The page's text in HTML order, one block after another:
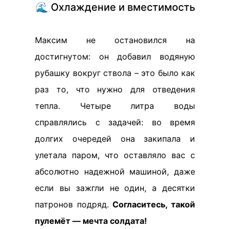
🌊 Охлаждение и вместимость
Максим не остановился на
достигнутом: он добавил водяную
рубашку вокруг ствола – это было как
раз то, что нужно для отведения
тепла. Четыре литра воды
справлялись с задачей: во время
долгих очередей она закипала и
улетала паром, что оставляло вас с
абсолютно надежной машиной, даже
если вы зажгли не один, а десятки
патронов подряд.Согласитесь, такой
пулемёт — мечта солдата!